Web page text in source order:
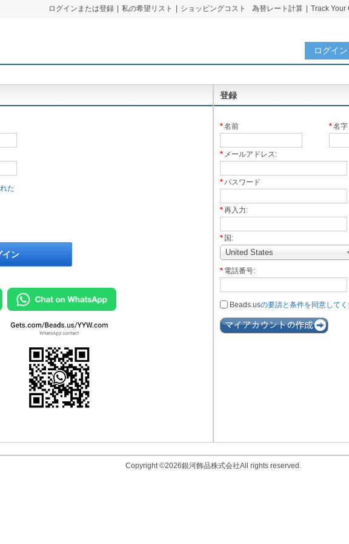
ログインまたは登録 私の希望リスト ショッピングコスト 為替レート計算 Track Your
ログイン
た
イン
登録
*名前 *名字
* メールアドレス:
*パスワード
*再入力:
* 国:
United States
* 電話番号:
Beads.usの要請と条件を同意して
Copyright ©2026銀河飾品株式会社All rights reserved.